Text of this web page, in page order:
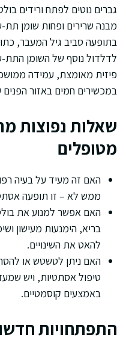
גברים נוטים לפתח ורידים
מבנה שרירים ופחות שומן תת-
בתופעה סביב גיל המעבר,
לדלדול נוסף של השומן התת-
פיזית מאומצת, עמידה
במכשירים חמים באזור
שאלות נפוצות
מטופלים
האם זה מעיד על בעיה
ממש לא – זו תופעה
האם אפשר למנוע את
בריא, הימנעות מעישון
להאט את השינויים.
האם ניתן לטשטש או
טיפול אסתטיות, ויש
באמצעים קוסמטיים.
התפתחויות